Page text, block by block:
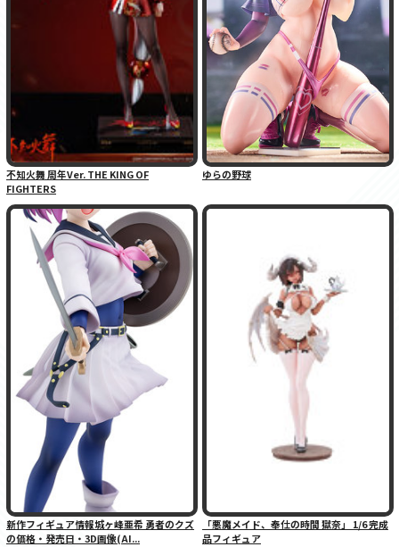
不知火舞 周年Ver. THE KING OF
FIGHTERS
ゆらの野球
新作フィギュア情報城ヶ峰亜希 勇者のクズ
の価格・発売日・3D画像(AI...
「悪魔メイド、奉仕の時間 獄奈」 1/6 完成
品フィギュア